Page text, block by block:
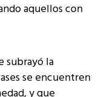
aquellos con
subrayó la
se encuentren
y que